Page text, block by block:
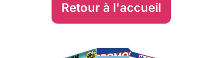
Retour à l'accueil